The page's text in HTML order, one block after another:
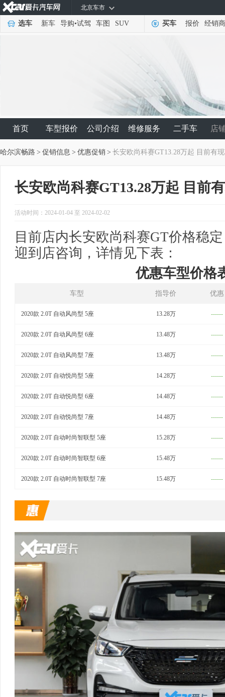
北京车市
选车 新车 导购•试驾 车图 SUV 买车 报价 经销商
首页 车型报价 公司介绍 维修服务 二手车 店
哈尔滨畅路 > 促销信息 > 优惠促销 > 长安欧尚科赛GT13.28万起 目前有
长安欧尚科赛GT13.28万起 目前
活动时间：2024-01-04 至 2024-02-02
目前店内长安欧尚科赛GT价格稳
迎到店咨询，详情见下表：
优惠车型价格
车型 指导价 优惠
2020款 2.0T 自动风尚型 5座 13.28万 ------
2020款 2.0T 自动风尚型 6座 13.48万 ------
2020款 2.0T 自动风尚型 7座 13.48万 ------
2020款 2.0T 自动悦尚型 5座 14.28万 ------
2020款 2.0T 自动悦尚型 6座 14.48万 ------
2020款 2.0T 自动悦尚型 7座 14.48万 ------
2020款 2.0T 自动时尚智联型 5座 15.28万 ------
2020款 2.0T 自动时尚智联型 6座 15.48万 ------
2020款 2.0T 自动时尚智联型 7座 15.48万 ------